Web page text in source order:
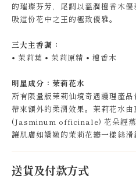
的璀璨芬芳，尾調以溫潤檀香木
吸這份花中之王的極致優雅。
三大主香調：
• 茉莉葉 • 茉莉原精 • 檀香木
明星成分：茉莉花水
所有限量版茉莉仙境奇遇護理產品
帶來額外的柔潤效果。茉莉花水
(Jasminum officinale) 花朵經蒸
讓肌膚如嬌嫩的茉莉花瓣一樣絲滑
送貨及付款方式